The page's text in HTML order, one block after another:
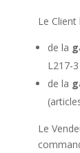
Le
de la
L217-
de la
Le